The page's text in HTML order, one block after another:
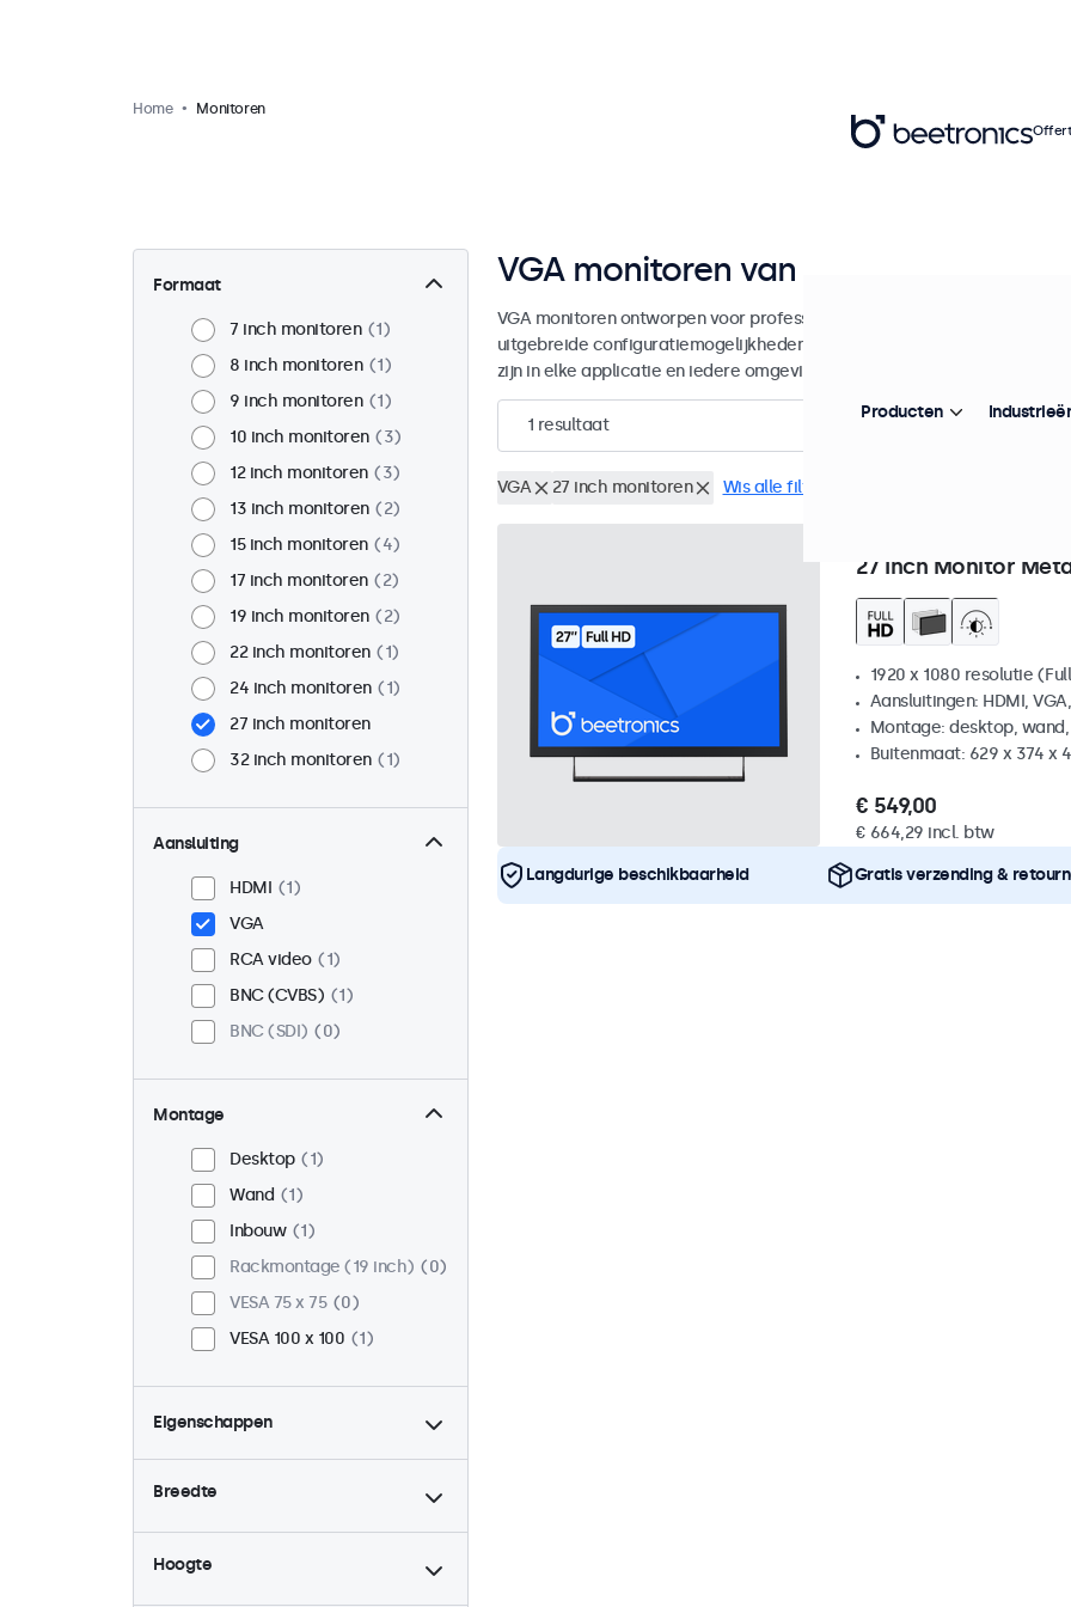
Home Monitoren
Formaat
7 inch monitoren
1
8 inch monitoren
1
9 inch monitoren
1
10 inch monitoren
3
12 inch monitoren
3
13 inch monitoren
2
15 inch monitoren
4
17 inch monitoren
2
19 inch monitoren
2
22 inch monitoren
1
24 inch monitoren
1
27 inch monitoren
32 inch monitoren
1
Aansluiting
HDMI
1
VGA
RCA video
1
BNC (CVBS)
1
BNC (SDI)
0
Montage
Desktop
1
Wand
1
Inbouw
1
Rackmontage (19 inch)
0
VESA 75 x 75
0
VESA 100 x 100
1
Eigenschappen
4:3 / 5:4
0
Dimbaar
1
Continu gebruik (24/7)
1
Breedte
Hoogte
VGA monitoren van 7 tot 32 inch
VGA monitoren ontworpen voor professionele toepassingen en continu
uitgebreide configuratiemogelijkheden en veelzijdige montageopties,
zijn in elke applicatie en iedere omgeving.
1 resultaat
VGA 27 inch monitoren Wis alle filters
27 Inch Monitor
1920 x 1080 resolutie
Aansluitingen: HDMI,
Montage: desktop,
Buitenmaat: 629 x 374 x
€ 549,00
€ 664,29 incl. btw
Langdurige beschikbaarheid Gratis verzending &
Producten